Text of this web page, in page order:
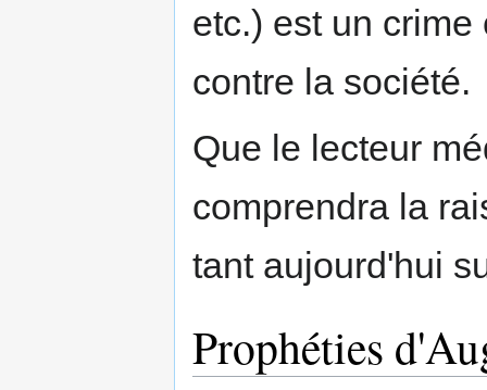
etc.) est un
contre la société.
Que le lecteur
comprendra la
tant aujourd'hui
Prophéties